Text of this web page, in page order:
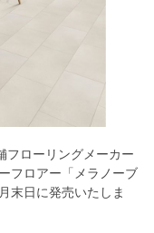
フローリングメーカー
フロアー「メラノーブ
末日に発売いたしま